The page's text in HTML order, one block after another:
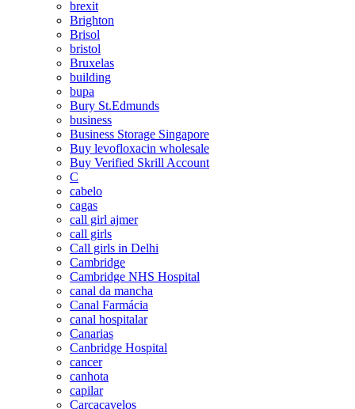
brexit
Brighton
Brisol
bristol
Bruxelas
building
bupa
Bury St.Edmunds
business
Business Storage Singapore
Buy levofloxacin wholesale
Buy Verified Skrill Account
C
cabelo
cagas
call girl ajmer
call girls
Call girls in Delhi
Cambridge
Cambridge NHS Hospital
canal da mancha
Canal Farmácia
canal hospitalar
Canarias
Canbridge Hospital
cancer
canhota
capilar
Carcacavelos